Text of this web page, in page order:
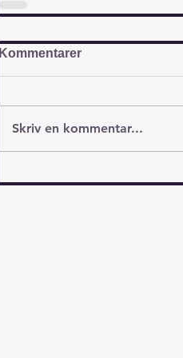
Kommentarer
Skriv en kommentar...